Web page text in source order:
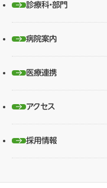
診療科・部門
病院案内
医療連携
アクセス
採用情報